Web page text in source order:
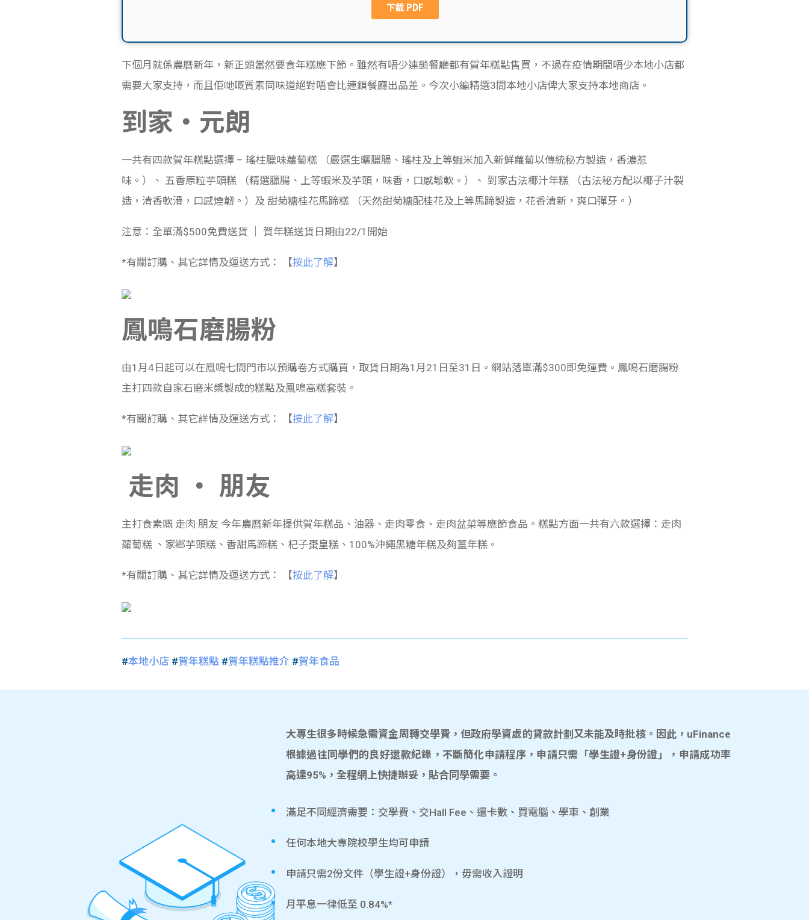
下個月就係農曆新年，新正頭當然要食年糕應下節。雖然有唔少連鎖餐廳都有賀年糕點售買，不過在疫情期間唔少本地小店都
需要大家支持，而且佢哋嘅質素同味道絕對唔會比連鎖餐廳出品差。今次小編精選3間本地小店俾大家支持本地商店。
到家‧元朗
一共有四款賀年糕點選擇 – 瑤柱臘味蘿蔔糕 （嚴選生曬臘腸、瑤柱及上等蝦米加入新鮮蘿蔔以傳統秘方製造，香濃惹
味。）、 五香原粒芋頭糕 （精選臘腸、上等蝦米及芋頭，味香，口感鬆軟。）、 到家古法椰汁年糕 （古法秘方配以椰子汁製
造，清香軟滑，口感煙韌。）及 甜菊糖桂花馬蹄糕 （天然甜菊糖配桂花及上等馬蹄製造，花香清新，爽口彈牙。）
注意： 全單滿$500免費送貨 ｜ 賀年糕送貨日期由22/1開始
*有關訂購、其它詳情及運送方式： 【按此了解】
鳳鳴石磨腸粉
由1月4日起可以在鳯鳴七間門市以預購卷方式購買，取貨日期為1月21日至31日。網站落單滿$300即免運費。 鳳鳴石磨腸粉
主打四款自家石磨米漿製成的糕點及鳯鳴高糕套裝。
*有關訂購、其它詳情及運送方式： 【按此了解】
走肉 ‧ 朋友
主打食素嘅 走肉·朋友 今年農曆新年提供賀年糕品、油器、走肉零食、走肉盆菜等應節食品。糕點方面一共有六款選擇：走肉
蘿蔔糕 、家鄉芋頭糕、香甜馬蹄糕、杞子棗皇糕、100%沖繩黑糖年糕及夠薑年糕。
*有關訂購、其它詳情及運送方式： 【按此了解】
#本地小店#賀年糕點#賀年糕點推介 #賀年食品
大專生很多時候急需資金周轉交學費，但政府學資處的貸款計劃又未能及時批核。因此，uFinance
根據過往同學們的良好還款紀錄，不斷簡化申請程序，申請只需「學生證+身份證」，申請成功率
高達95%，全程網上快捷辦妥，貼合同學需要。
滿足不同經濟需要：交學費、交Hall Fee、還卡數、買電腦、學車、創業
任何本地大專院校學生均可申請
申請只需2份文件（學生證+身份證），毋需收入證明
月平息一律低至 0.84%*